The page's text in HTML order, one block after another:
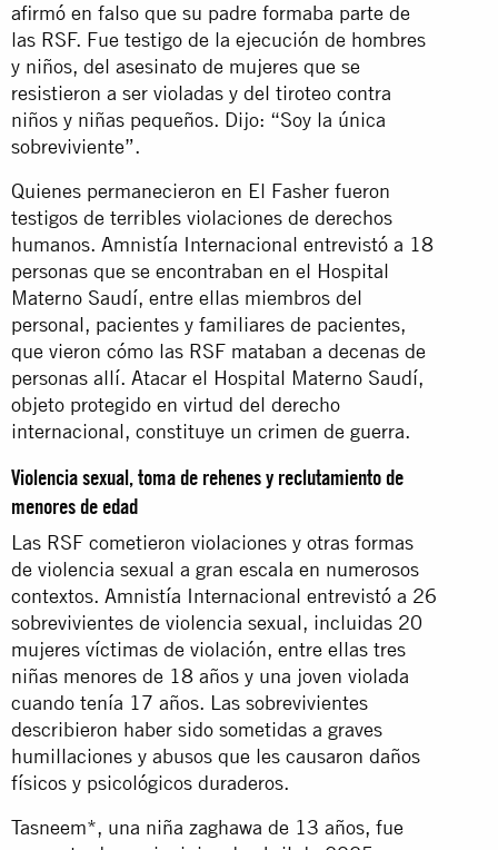
afirmó en falso que su padre formaba parte de
las RSF. Fue testigo de la ejecución de hombres
y niños, del asesinato de mujeres que se
resistieron a ser violadas y del tiroteo contra
niños y niñas pequeños. Dijo: “Soy la única
sobreviviente”.
Quienes permanecieron en El Fasher fueron
testigos de terribles violaciones de derechos
humanos. Amnistía Internacional entrevistó a 18
personas que se encontraban en el Hospital
Materno Saudí, entre ellas miembros del
personal, pacientes y familiares de pacientes,
que vieron cómo las RSF mataban a decenas de
personas allí. Atacar el Hospital Materno Saudí,
objeto protegido en virtud del derecho
internacional, constituye un crimen de guerra.
Violencia sexual, toma de rehenes y reclutamiento de
menores de edad
Las RSF cometieron violaciones y otras formas
de violencia sexual a gran escala en numerosos
contextos. Amnistía Internacional entrevistó a 26
sobrevivientes de violencia sexual, incluidas 20
mujeres víctimas de violación, entre ellas tres
niñas menores de 18 años y una joven violada
cuando tenía 17 años. Las sobrevivientes
describieron haber sido sometidas a graves
humillaciones y abusos que les causaron daños
físicos y psicológicos duraderos.
Tasneem*, una niña zaghawa de 13 años, fue